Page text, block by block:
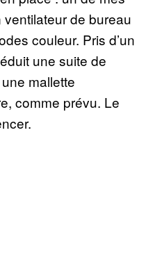
de bureau
couleur. Pris d’un
une suite de
mallette
comme prévu. Le